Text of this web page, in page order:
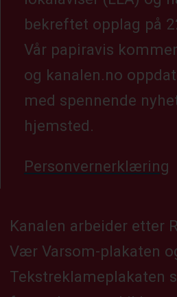
bekreftet opplag på
Vår papiravis
og kanalen.no
med spennende
hjemsted.
Personvernerklæring
Kanalen arbeider etter
Vær Varsom-plakaten
Tekstreklameplakaten